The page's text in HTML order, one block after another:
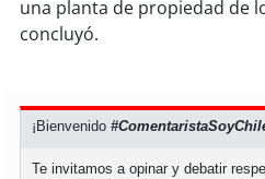
una planta de propiedad de
concluyó.
¡Bienvenido
Te invitamos a opinar y debatir